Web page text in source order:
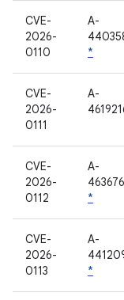
CVE-
2026-
0110
A-
*
CVE-
2026-
0111
A-
CVE-
2026-
0112
A-
*
CVE-
2026-
0113
A-
*